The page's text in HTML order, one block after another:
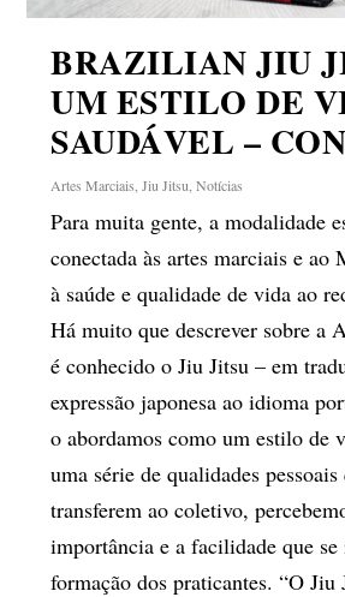
BRAZILIAN JIU
UM ESTILO DE
SAUDÁVEL –
Artes Marciais ,Jiu Jitsu ,Notícias
Para muita gente, a modalidade
conectada às artes marciais e
à saúde e qualidade de vida ao
Há muito que descrever sobre a
é conhecido o Jiu Jitsu – em
expressão japonesa ao idioma
o abordamos como um estilo de
uma série de qualidades pessoais
transferem ao coletivo,
importância e a facilidade que se
formação dos praticantes. “O